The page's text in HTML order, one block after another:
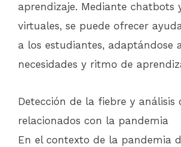
aprendizaje. Mediante chatbots
virtuales, se puede ofrecer
a los estudiantes, adaptándose
necesidades y ritmo de
Detección de la fiebre y análisis
relacionados con la pandemia
En el contexto de la pandemia